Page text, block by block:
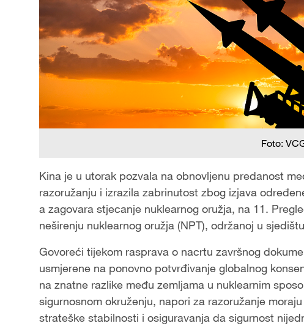
Foto:
Kina je u utorak pozvala na obnovljenu predanost
razoružanju i izrazila zabrinutost zbog izjava
a zagovara stjecanje nuklearnog oružja, na 11.
neširenju nuklearnog oružja (NPT), održanoj u
Govoreći tijekom rasprava o nacrtu završnog
usmjerene na ponovno potvrđivanje globalnog
na znatne razlike među zemljama u nuklearnim
sigurnosnom okruženju, napori za razoružanje
strateške stabilnosti i osiguravanja da sigurnost